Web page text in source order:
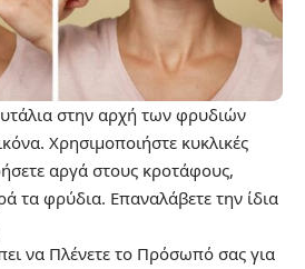
στην αρχή των φρυδιών
Χρησιμοποιήστε κυκλικές
αργά στους κροτάφους,
τα φρύδια. Επαναλάβετε την ίδια
να Πλένετε το Πρόσωπό σας για